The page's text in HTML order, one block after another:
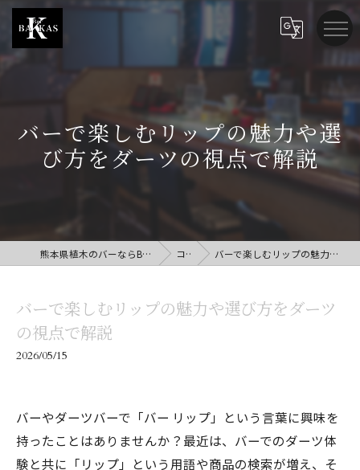
バーで楽しむリップの魅力や選
び方をダーツの視点で解説
熊本県植木のバーならBar BAKKAS (バー バッカス) コラム バーで楽しむリップの魅力や選び方をダーツの視点で解説
バーで楽しむリップの魅力や選び方をダーツ
の視点で解説
2026/05/15
バーやダーツバーで「バー リップ」という言葉に興味を
持ったことはありませんか？最近は、バーでのダーツ体
験と共に「リップ」という用語や商品の検索が増え、そ